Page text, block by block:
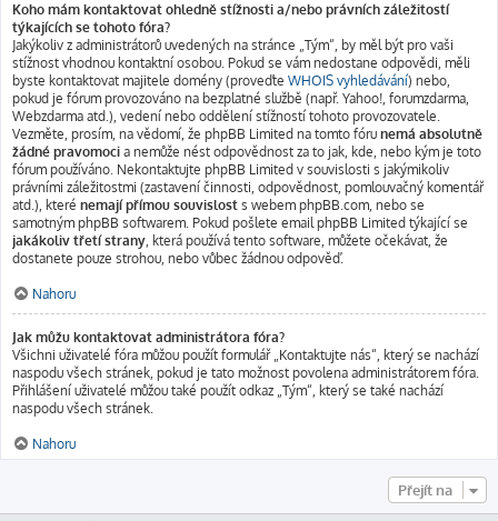
Koho mám kontaktovat ohledně stížnosti a/nebo právních záležitostí
týkajících se tohoto fóra?
Jakýkoliv z administrátorů uvedených na stránce „Tým“, by měl být pro vaši
stížnost vhodnou kontaktní osobou. Pokud se vám nedostane odpovědi, měli
byste kontaktovat majitele domény (proveďte WHOIS vyhledávání) nebo,
pokud je fórum provozováno na bezplatné službě (např. Yahoo!, forumzdarma,
Webzdarma atd.), vedení nebo oddělení stížností tohoto provozovatele.
Vezměte, prosím, na vědomí, že phpBB Limited na tomto fóru nemá absolutně
žádné pravomoci a nemůže nést odpovědnost za to jak, kde, nebo kým je toto
fórum používáno. Nekontaktujte phpBB Limited v souvislosti s jakýmikoliv
právními záležitostmi (zastavení činnosti, odpovědnost, pomlouvačný komentář
atd.), které nemají přímou souvislost s webem phpBB.com, nebo se
samotným phpBB softwarem. Pokud pošlete email phpBB Limited týkající se
jakákoliv třetí strany, která používá tento software, můžete očekávat, že
dostanete pouze strohou, nebo vůbec žádnou odpověď.
Nahoru
Jak můžu kontaktovat administrátora fóra?
Všichni uživatelé fóra můžou použít formulář „Kontaktujte nás“, který se nachází
naspodu všech stránek, pokud je tato možnost povolena administrátorem fóra.
Přihlášení uživatelé můžou také použít odkaz „Tým“, který se také nachází
naspodu všech stránek.
Nahoru
Přejít na